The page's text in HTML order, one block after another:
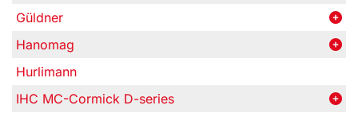
Güldner
Hanomag
Hurlimann
IHC MC-Cormick D-series